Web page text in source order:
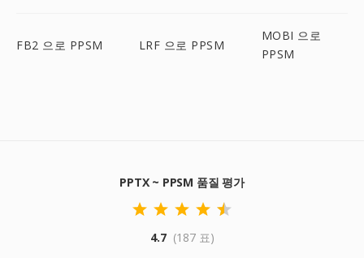
FB2 으로 PPSM LRF 으로 PPSM
MOBI 으로
PPSM
PPTX ~ PPSM 품질 평가
4.7 (187 표)